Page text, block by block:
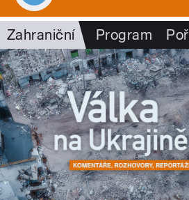
Zahraniční Program